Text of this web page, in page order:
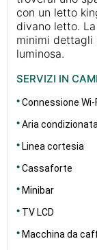
con un letto
divano letto.
minimi dettagli
luminosa.
SERVIZI IN
Connessione
Aria condizionata
Linea cortesia
Cassaforte
Minibar
TV LCD
Macchina da